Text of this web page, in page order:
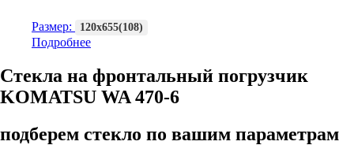
Размер: 120х655(108)
Подробнее
Стекла на фронтальный погрузчик
KOMATSU WA 470-6
подберем стекло по вашим параметрам